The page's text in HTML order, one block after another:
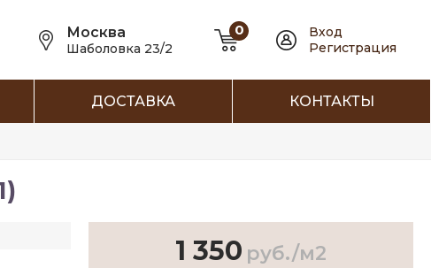
Москва
Шаболовка 23/2
0
Вход
Регистрация
ДОСТАВКА КОНТАКТЫ
1 350 руб./м2